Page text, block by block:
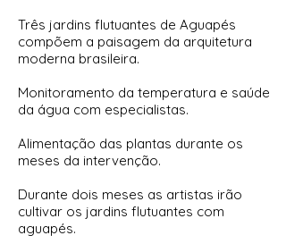
Três jardins flutuantes de Aguapés
compõem a paisagem da arquitetura
moderna brasileira.
Monitoramento da temperatura e saúde
da água com especialistas.
Alimentação das plantas durante os
meses da intervenção.
Durante dois meses as artistas irão
cultivar os jardins flutuantes com
aguapés.